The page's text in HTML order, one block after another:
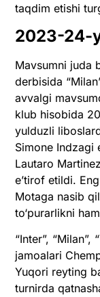
taqdim etishi
2023-24-
Mavsumni juda
derbisida
avvalgi
klub hisobida
yulduzli
Simone Indzagi
Lautaro
e’tirof etildi.
Motaga nasib
to‘purarlikni
“Inter”, “Milan”,
jamoalari
Yuqori reyting
turnirda